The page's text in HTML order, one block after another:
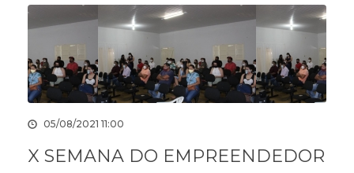
05/08/2021 11:00
X SEMANA DO EMPREENDEDOR